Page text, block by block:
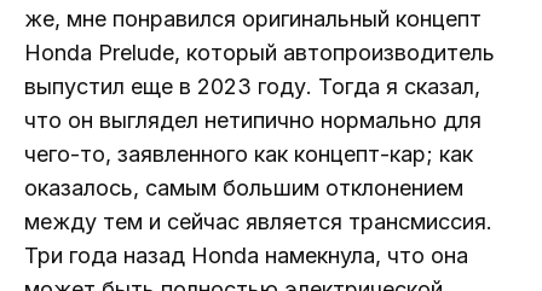
же, мне понравился оригинальный концепт
Honda Prelude, который автопроизводитель
выпустил еще в 2023 году. Тогда я сказал,
что он выглядел нетипично нормально для
чего-то, заявленного как концепт-кар; как
оказалось, самым большим отклонением
между тем и сейчас является трансмиссия.
Три года назад Honda намекнула, что она